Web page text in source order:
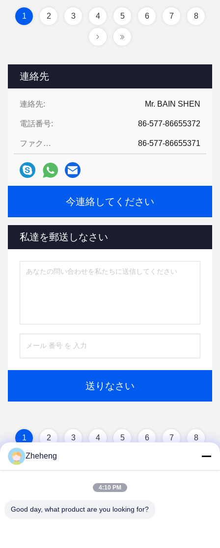
連絡先
連絡先: Mr. BAIN SHEN
電話番号: 86-577-86655372
ファクシミリ: 86-577-86655371
今連絡してください
私達を郵送しなさい
送りなさい
1 2 3 4 5 6 7 8
1 2 3 4 5 6 7 8
Zheheng
4:10 PM
Good day, what product are you looking for?